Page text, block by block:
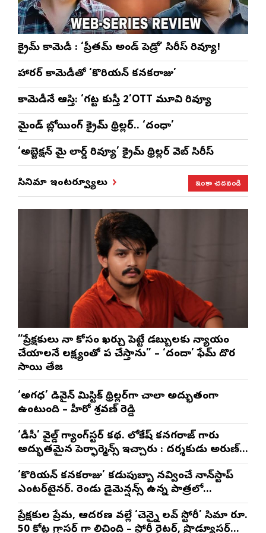
క్రైమ్ కామెడీ : ‘ప్రీతమ్ అండ్ పెడ్రో’ సిరీస్ రివ్యూ!
హారర్ కామెడీతో ‘కొరియన్ కనకరాజు’
కామెడీనే ఆస్తి: ‘గట్ట కుస్తీ 2’OTT మూవి రివ్యూ
మైండ్ బ్లోయింగ్ క్రైమ్ థ్రిల్లర్.. ‘దంధా’
‘అబ్జెక్ష‌న్ మై లార్డ్ రివ్యూ’ క్రైమ్ థ్రిల్ల‌ర్ వెబ్ సిరీస్
సినిమా ఇంటర్వ్యూలు ఇంకా చదవండి
”ప్రేక్షకులు నా కోసం ఖర్చు పెట్టే డబ్బులకు న్యాయం
చేయాలనే లక్ష్యంతో పని చేస్తాను” – ‘దందా’ ఫేమ్ దొర
సాయి తేజ
‘అగధ’ డివైన్ మిస్టిక్ థ్రిల్లర్‌గా చాలా అద్భుతంగా
ఉంటుంది – హీరో శ్రవణ్ రెడ్డి
‘డీసీ’ వైల్డ్ గ్యాంగ్‌స్టర్ కథ. లోకేష్ కనగరాజ్ గారు
అద్భుతమైన పెర్ఫార్మెన్స్ ఇచ్చారు : దర్శకుడు అరుణ్
మాథేశ్వరన్
‘కొరియన్ కనకరాజు’ కడుపుబ్బా నవ్వించే నాన్‌స్టాప్
ఎంటర్‌టైనర్. రెండు డైమెన్షన్స్ ఉన్న పాత్రలో
నటించడం చాలా సంతృప్తినిచ్చింది : వరుణ్ తేజ్
ప్రేక్షకుల ప్రేమ, ఆదరణ వల్లే ‘చెన్నై లవ్ స్టోరీ’ సినిమా రూ.
50 కోట్ల గ్రాసర్ గా నిలిచింది – స్టోరీ రైటర్, ప్రొడ్యూసర్